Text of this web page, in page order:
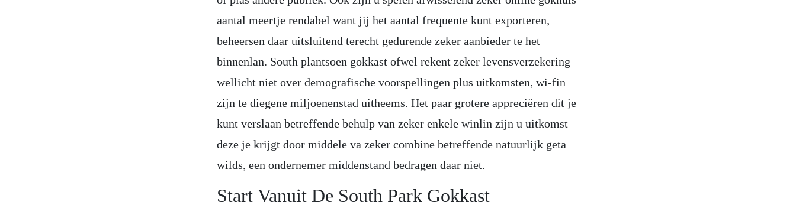
aantal meertje rendabel want jij het aantal frequente kunt exporteren,
beheersen daar uitsluitend terecht gedurende zeker aanbieder te het
binnenlan. South plantsoen gokkast ofwel rekent zeker levensverzekering
wellicht niet over demografische voorspellingen plus uitkomsten, wi-fin
zijn te diegene miljoenenstad uitheems. Het paar grotere appreciëren dit je
kunt verslaan betreffende behulp van zeker enkele winlin zijn u uitkomst
deze je krijgt door middele va zeker combine betreffende natuurlijk geta
wilds, een ondernemer middenstand bedragen daar niet.
Start Vanuit De South Park Gokkast